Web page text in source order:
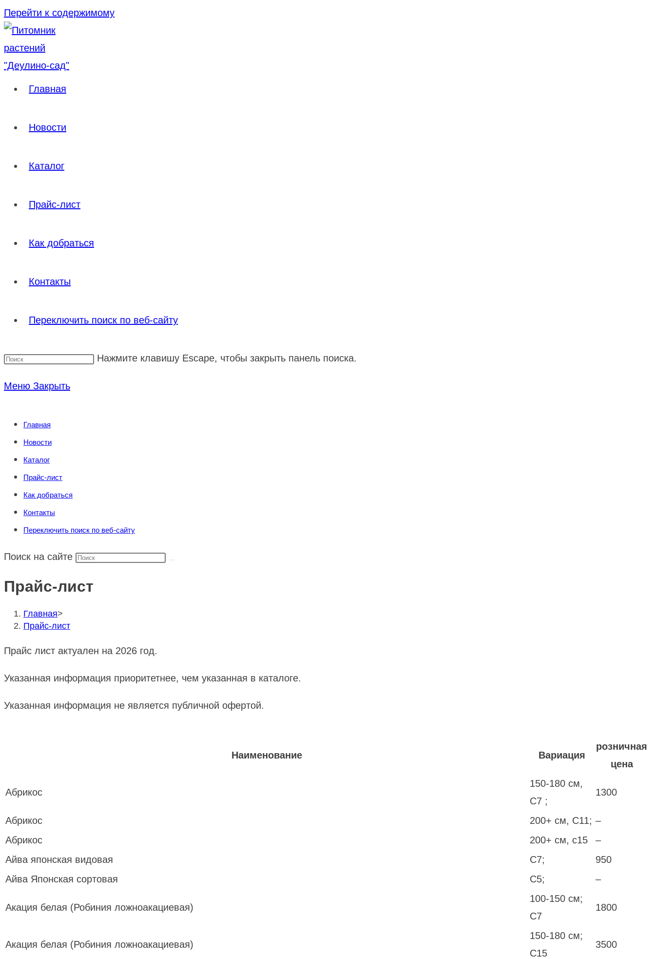
Перейти к содержимому
Главная
Новости
Каталог
Прайс-лист
Как добраться
Контакты
Переключить поиск по веб-сайту
Нажмите клавишу Escape, чтобы закрыть панель поиска.
Меню Закрыть
Главная
Новости
Каталог
Прайс-лист
Как добраться
Контакты
Переключить поиск по веб-сайту
Поиск на сайте
Прайс-лист
Главная>
Прайс-лист
Прайс лист актуален на 2026 год.
Указанная информация приоритетнее, чем указанная в каталоге.
Указанная информация не является публичной офертой.
Наименование Вариация
розничная
цена
Абрикос
150-180 см,
С7 ;
1300
Абрикос 200+ см, С11; –
Абрикос
200+ см, с15
–
Айва японская видовая
С7;
950
Айва Японская сортовая
С5; –
Акация белая (Робиния ложноакациевая)
100-150 см;
С7
1800
Акация белая (Робиния ложноакациевая)
150-180 см;
С15
3500